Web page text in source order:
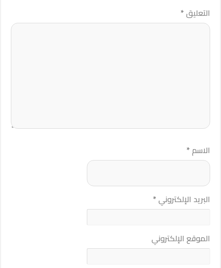
التعليق*
الاسم*
البريد الإلكتروني*
الموقع الإلكتروني